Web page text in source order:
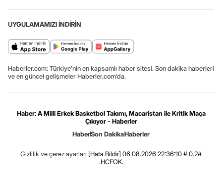
UYGULAMAMIZI İNDİRİN
Haberler.com: Türkiye’nin en kapsamlı haber sitesi. Son dakika haberleri
ve en güncel gelişmeler Haberler.com’da.
Haber: A Milli Erkek Basketbol Takımı, Macaristan ile Kritik Maça
Çıkıyor - Haberler
HaberSon DakikaHaberler
Gizlilik ve çerez ayarları [Hata Bildir] 06.08.2026 22:36:10 #.0.2#
.HCFOK.